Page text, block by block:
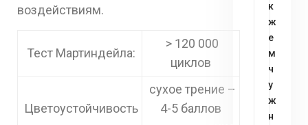
воздействиям.
Тест Мартиндейла:
> 120 000
циклов
Цветоустойчивость
сухое трение –
4-5 баллов
к
ж
е
м
ч
у
ж
н